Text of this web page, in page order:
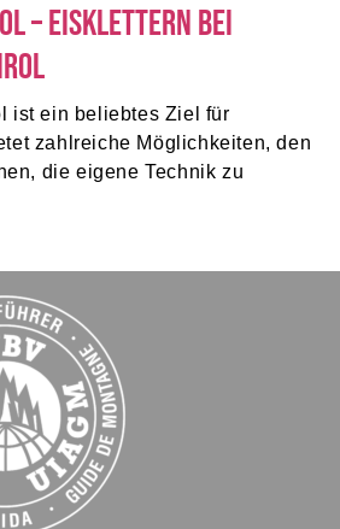
– Eisklettern bei
ist ein beliebtes Ziel für
zahlreiche Möglichkeiten, den
die eigene Technik zu